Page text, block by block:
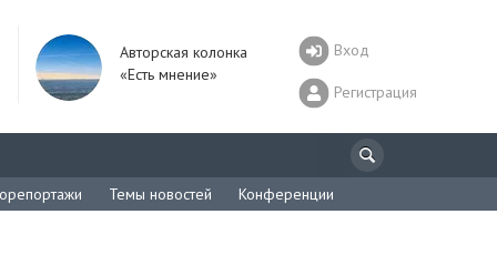
Авторская колонка
«Есть мнение»
Вход
Регистрация
Темы новостей Конференции